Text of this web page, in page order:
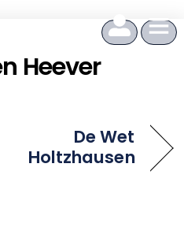
Heever
De Wet
Holtzhausen